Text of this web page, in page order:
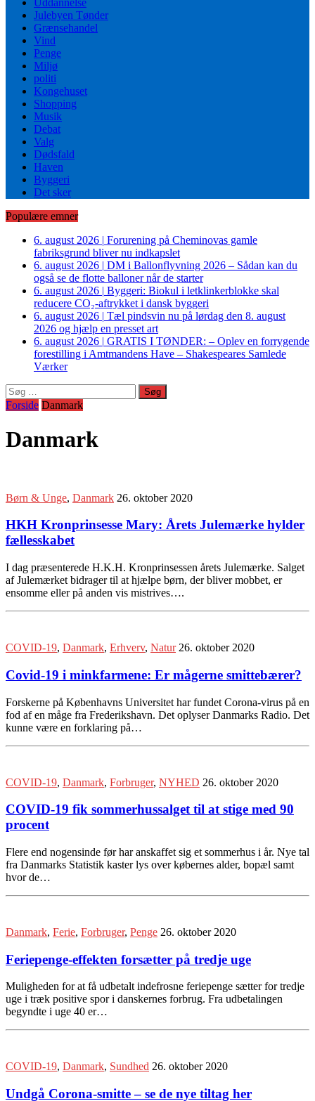
Julebyen Tønder
Grænsehandel
Vind
Penge
Miljø
politi
Kongehuset
Shopping
Musik
Debat
Valg
Dødsfald
Haven
Byggeri
Det sker
Populære emner
6. august 2026 | Forurening på Cheminovas gamle
fabriksgrund bliver nu indkapslet
6. august 2026 | DM i Ballonflyvning 2026 – Sådan kan du
også se de flotte balloner når de starter
6. august 2026 | Byggeri: Biokul i letklinkerblokke skal
reducere CO₂-aftrykket i dansk byggeri
6. august 2026 | Tæl pindsvin nu på lørdag den 8. august
2026 og hjælp en presset art
6. august 2026 | GRATIS I TØNDER: – Oplev en forrygende
forestilling i Amtmandens Have – Shakespeares Samlede
Værker
Søg
efter:
Forside Danmark
Danmark
Børn & Unge, Danmark 26. oktober 2020
HKH Kronprinsesse Mary: Årets Julemærke hylder
fællesskabet
I dag præsenterede H.K.H. Kronprinsessen årets Julemærke. Salget
af Julemærket bidrager til at hjælpe børn, der bliver mobbet, er
ensomme eller på anden vis mistrives….
COVID-19, Danmark, Erhverv, Natur 26. oktober 2020
Covid-19 i minkfarmene: Er mågerne smittebærer?
Forskerne på Københavns Universitet har fundet Corona-virus på en
fod af en måge fra Frederikshavn. Det oplyser Danmarks Radio. Det
kunne være en forklaring på…
COVID-19, Danmark, Forbruger, NYHED 26. oktober 2020
COVID-19 fik sommerhussalget til at stige med 90
procent
Flere end nogensinde før har anskaffet sig et sommerhus i år. Nye tal
fra Danmarks Statistik kaster lys over købernes alder, bopæl samt
hvor de…
Danmark, Ferie, Forbruger, Penge 26. oktober 2020
Feriepenge-effekten forsætter på tredje uge
Muligheden for at få udbetalt indefrosne feriepenge sætter for tredje
uge i træk positive spor i danskernes forbrug. Fra udbetalingen
begyndte i uge 40 er…
COVID-19, Danmark, Sundhed 26. oktober 2020
Undgå Corona-smitte – se de nye tiltag her